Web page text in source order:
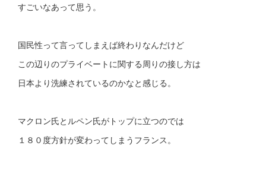
すごいなあって思う。
国民性って言ってしまえば終わりなんだけど
この辺りのプライベートに関する周りの接し方は
日本より洗練されているのかなと感じる。
マクロン氏とルペン氏がトップに立つのでは
１８０度方針が変わってしまうフランス。